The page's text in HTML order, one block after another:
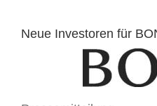
Neue Investoren für